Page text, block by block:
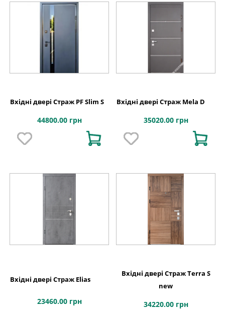
Вхідні двері Страж PF Slim S
44800.00 грн
Вхідні двері Страж Mela D
35020.00 грн
Вхідні двері Страж Elias
23460.00 грн
Вхідні двері Страж Terra S
new
34220.00 грн